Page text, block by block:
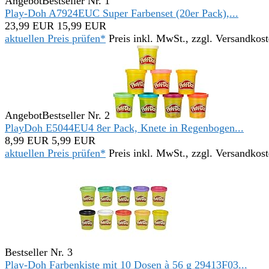
Play-Doh A7924EUC Super Farbenset (20er Pack),...
23,99 EUR 15,99 EUR
aktuellen Preis prüfen* Preis inkl. MwSt., zzgl.
AngebotBestseller Nr. 2
PlayDoh E5044EU4 8er Pack, Knete in Regenbogen...
8,99 EUR 5,99 EUR
aktuellen Preis prüfen* Preis inkl. MwSt., zzgl.
Bestseller Nr. 3
Play-Doh Farbenkiste mit 10 Dosen à 56 g 29413F03...